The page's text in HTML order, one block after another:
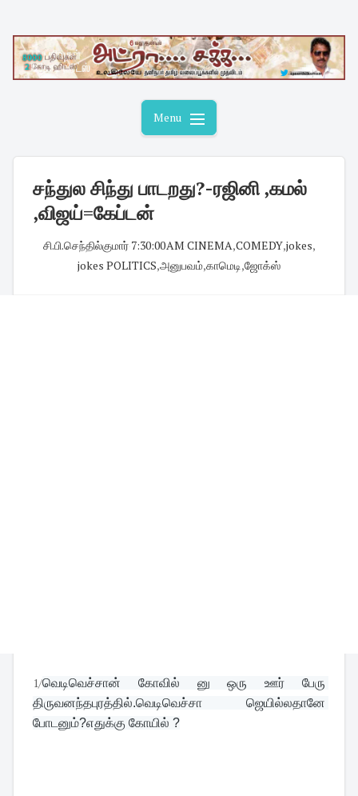
content
Menu
சந்துல சிந்து பாடறது?-ரஜினி ,கமல்
,விஜய்=கேப்டன்
சி.பி.செந்தில்குமார்· 7:30:00 AM CINEMA,COMEDY,jokes,
jokes POLITICS,அனுபவம்,காமெடி,ஜோக்ஸ்
1/வெடிவெச்சான் கோவில் னு ஒரு ஊர் பேரு
திருவனந்தபுரத்தில்.வெடிவெச்சா ஜெயில்லதானே
போடனும்?எதுக்கு கோயில் ?